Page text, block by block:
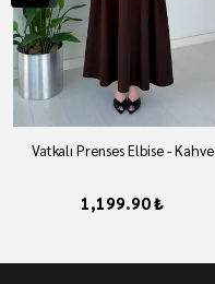
Vatkalı Prenses Elbise - Kahve
1,199.90 ₺